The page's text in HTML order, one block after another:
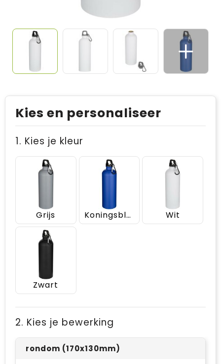
Kies en personaliseer
1. Kies je kleur
Grijs Koningsblauw Wit
Zwart
2. Kies je bewerking
rondom (170x130mm)